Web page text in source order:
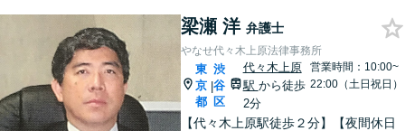
梁瀬 洋 弁護士
やなせ代々木上原法律事務所
東
京
都
|
渋
谷
区
代々木上原
駅 から徒歩
2分
営業時間：10:00~
22:00（土日祝日）
【代々木上原駅徒歩２分】【夜間休日